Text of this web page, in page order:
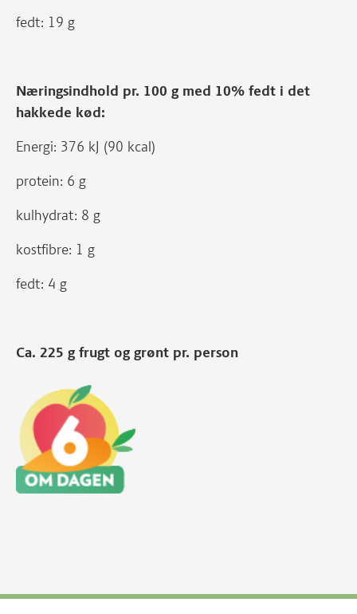
fedt: 19 g
Næringsindhold pr. 100 g med 10% fedt i det
hakkede kød:
Energi: 376 kJ (90 kcal)
protein: 6 g
kulhydrat: 8 g
kostfibre: 1 g
fedt: 4 g
Ca. 225 g frugt og grønt pr. person